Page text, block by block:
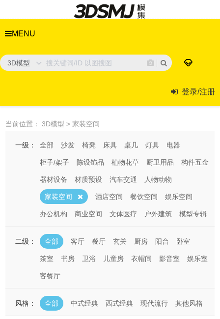
MENU
3D模型
登录/注册
当前位置： 3D模型 > 家装空间
一级： 全部 沙发 椅凳 床具 桌几 灯具 电器
柜子/架子 陈设饰品 植物花草 厨卫用品 构件五金
器材设备 材质预设 汽车交通 人物动物
家装空间 酒店空间 餐饮空间 娱乐空间
办公机构 商业空间 文体医疗 户外建筑 模型专辑
二级： 全部 客厅 餐厅 玄关 厨房 阳台 卧室
茶室 书房 卫浴 儿童房 衣帽间 影音室 娱乐室
客餐厅
风格： 全部 中式经典 西式经典 现代流行 其他风格